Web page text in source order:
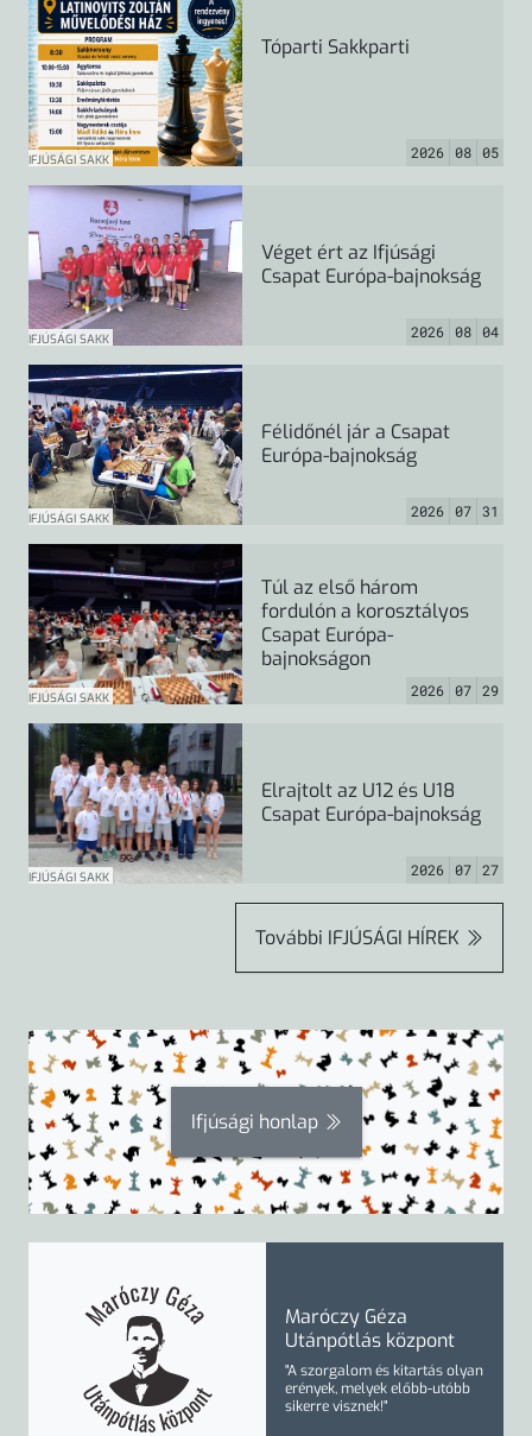
Tóparti Sakkparti
IFJÚSÁGI SAKK 2026 08 05
Véget ért az Ifjúsági
Csapat Európa-bajnokság
IFJÚSÁGI SAKK 2026 08 04
Félidőnél jár a Csapat
Európa-bajnokság
IFJÚSÁGI SAKK 2026 07 31
Túl az első három
fordulón a korosztályos
Csapat Európa-
bajnokságon
IFJÚSÁGI SAKK 2026 07 29
Elrajtolt az U12 és U18
Csapat Európa-bajnokság
IFJÚSÁGI SAKK 2026 07 27
További IFJÚSÁGI HÍREK
Ifjúsági honlap
Maróczy Géza
Utánpótlás központ
"A szorgalom és kitartás olyan
erények, melyek előbb-utóbb
sikerre visznek!"